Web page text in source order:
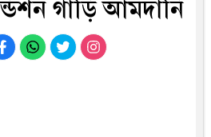
গাড়ি আমদানি